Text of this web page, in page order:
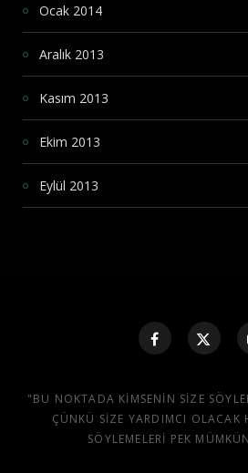
Ocak 2014
Aralık 2013
Kasım 2013
Ekim 2013
Eylül 2013
"BU NOKTADA KIMSENIN SIZE
ÇÜNKÜ SIZE YARDIMCI OLACAK
SÖYLEMELERI PEK